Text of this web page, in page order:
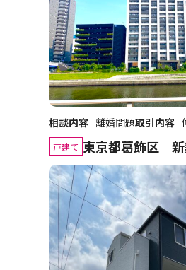
相談内容 離婚問題取引内容
戸建て 東京都葛飾区